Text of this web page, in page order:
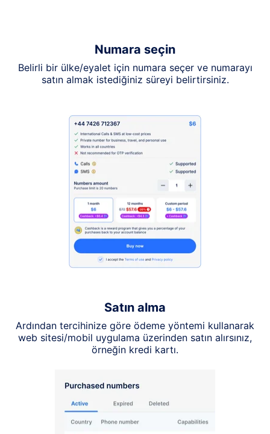
Numara seçin
Belirli bir ülke/eyalet için numara seçer ve numarayı
satın almak istediğiniz süreyi belirtirsiniz.
Satın alma
Ardından tercihinize göre ödeme yöntemi kullanarak
web sitesi/mobil uygulama üzerinden satın alırsınız,
örneğin kredi kartı.